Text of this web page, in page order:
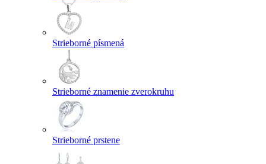
Strieborné písmená
Strieborné znamenie zverokruhu
Strieborné prstene